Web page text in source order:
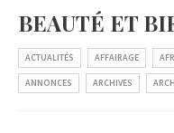
BEAUTÉ ET
ACTUALITÉS AFFAIRAGE
ANNONCES ARCHIVES